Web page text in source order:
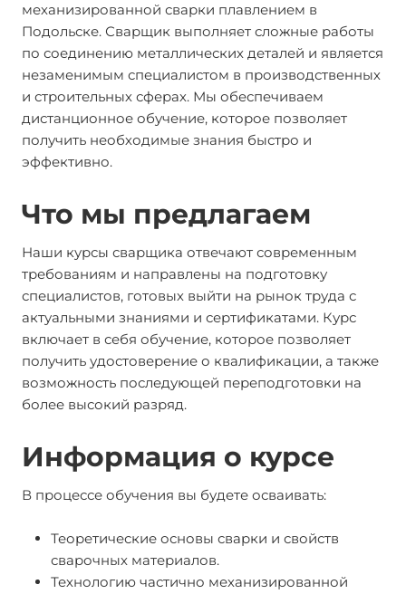
механизированной сварки плавлением в
Подольске. Сварщик выполняет сложные работы
по соединению металлических деталей и является
незаменимым специалистом в производственных
и строительных сферах. Мы обеспечиваем
дистанционное обучение, которое позволяет
получить необходимые знания быстро и
эффективно.
Что мы предлагаем
Наши курсы сварщика отвечают современным
требованиям и направлены на подготовку
специалистов, готовых выйти на рынок труда с
актуальными знаниями и сертификатами. Курс
включает в себя обучение, которое позволяет
получить удостоверение о квалификации, а также
возможность последующей переподготовки на
более высокий разряд.
Информация о курсе
В процессе обучения вы будете осваивать:
Теоретические основы сварки и свойств
сварочных материалов.
Технологию частично механизированной